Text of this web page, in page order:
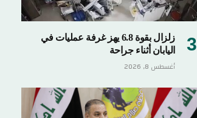
زلزال بقوة 6.8 يهز غرفة عمليات في
اليابان أثناء جراحة
أغسطس 8, 2026